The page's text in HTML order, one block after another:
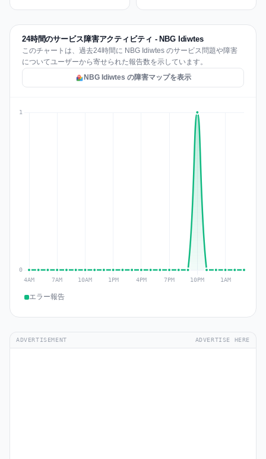
24時間のサービス障害アクティビティ - NBG Idiwtes
このチャートは、過去24時間に NBG Idiwtes のサービス問題や障害
についてユーザーから寄せられた報告数を示しています。
NBG Idiwtes の障害マップを表示
エラー報告
ADVERTISEMENT ADVERTISE HERE